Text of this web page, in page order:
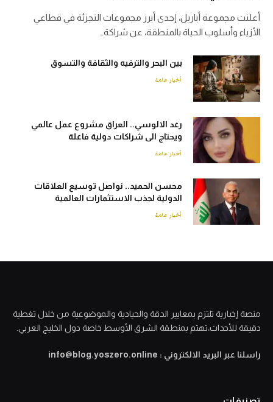
أعلنت مجموعة أباريل، إحدى أبرز مجموعات التجزئة في قطاعي
الأزياء وأسلوب الحياة بالمنطقة، عن شراكة…
بين البحر والترفيه والثقافة والتسوق
أخبار عامة
رغد الالوسي.. العراق مشروع عمل عالمي
ويحتاج الى شراكات دولية فاعلة
أخبار عامة
محسن الحميد.. نواصل توسيع العلاقات
الدولية لجذب الاستثمارات العالمية
أخبار عامة
منصة إخبارية تلتزم بمعايير الدقة والحيادية والموضوعية من خلال تغطية
دقيقة للأحداث،تهتم بمنطقة الشرق الأوسط خاصة دول الخليج العربي.
راسلنا عبر البريد الالكتروني : info@blog.yoszero.online